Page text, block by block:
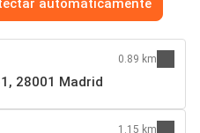
automáticamente
28001 Madrid
0.89 km
1.15 km